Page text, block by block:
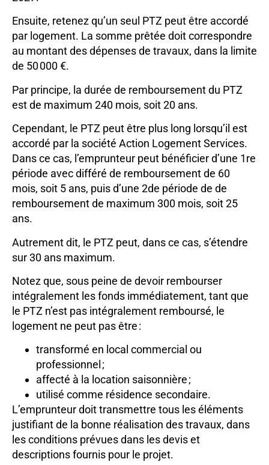
Ensuite, retenez qu’un seul PTZ peut être accordé
par logement. La somme prêtée doit correspondre
au montant des dépenses de travaux, dans la limite
de 50 000 €.
Par principe, la durée de remboursement du PTZ
est de maximum 240 mois, soit 20 ans.
Cependant, le PTZ peut être plus long lorsqu’il est
accordé par la société Action Logement Services.
Dans ce cas, l’emprunteur peut bénéficier d’une 1re
période avec différé de remboursement de 60
mois, soit 5 ans, puis d’une 2de période de de
remboursement de maximum 300 mois, soit 25
ans.
Autrement dit, le PTZ peut, dans ce cas, s’étendre
sur 30 ans maximum.
Notez que, sous peine de devoir rembourser
intégralement les fonds immédiatement, tant que
le PTZ n’est pas intégralement remboursé, le
logement ne peut pas être :
transformé en local commercial ou
professionnel ;
affecté à la location saisonnière ;
utilisé comme résidence secondaire.
L’emprunteur doit transmettre tous les éléments
justifiant de la bonne réalisation des travaux, dans
les conditions prévues dans les devis et
descriptions fournis pour le projet.